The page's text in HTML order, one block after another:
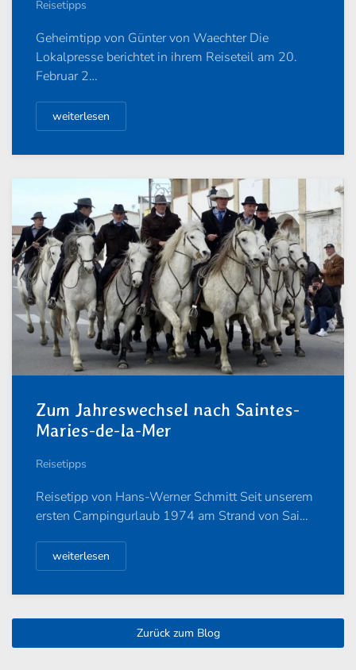
Reisetipps
Geheimtipp von Günter von Waechter Die
Lokalpresse berichtet in ihrem Reiseteil am 20.
Februar 2…
weiterlesen
Zum Jahreswechsel nach Saintes-
Maries-de-la-Mer
Reisetipps
Reisetipp von Hans-Werner Schmitt Seit unserem
ersten Campingurlaub 1974 am Strand von Sai…
weiterlesen
Zurück zum Blog